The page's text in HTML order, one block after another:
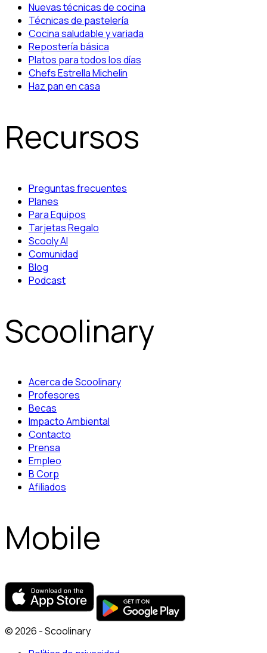
Nuevas técnicas de cocina
Técnicas de pastelería
Cocina saludable y variada
Repostería básica
Platos para todos los días
Chefs Estrella Michelin
Haz pan en casa
Recursos
Preguntas frecuentes
Planes
Para Equipos
Tarjetas Regalo
Scooly AI
Comunidad
Blog
Podcast
Scoolinary
Acerca de Scoolinary
Profesores
Becas
Impacto Ambiental
Contacto
Prensa
Empleo
B Corp
Afiliados
Mobile
© 2026 - Scoolinary